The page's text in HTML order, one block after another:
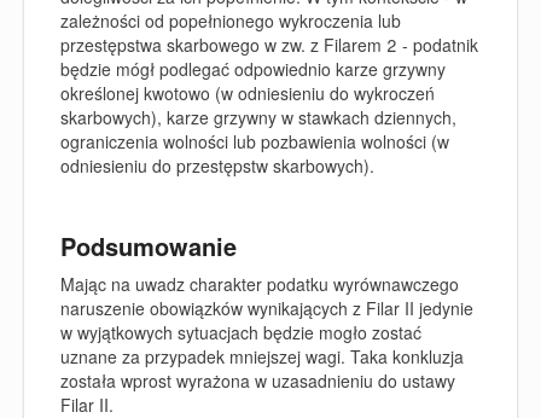
zależności od popełnionego wykroczenia lub
przestępstwa skarbowego w zw. z Filarem 2 - podatnik
będzie mógł podlegać odpowiednio karze grzywny
określonej kwotowo (w odniesieniu do wykroczeń
skarbowych), karze grzywny w stawkach dziennych,
ograniczenia wolności lub pozbawienia wolności (w
odniesieniu do przestępstw skarbowych).
Podsumowanie
Mając na uwadz charakter podatku wyrównawczego
naruszenie obowiązków wynikających z Filar II jedynie
w wyjątkowych sytuacjach będzie mogło zostać
uznane za przypadek mniejszej wagi. Taka konkluzja
została wprost wyrażona w uzasadnieniu do ustawy
Filar II.